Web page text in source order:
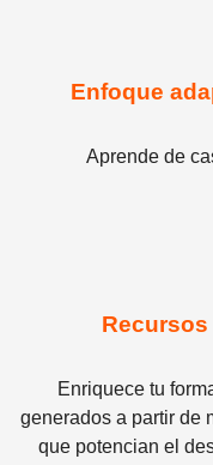
Enfoque
Aprende de
Enriquece tu
generados a partir de
que potencian el